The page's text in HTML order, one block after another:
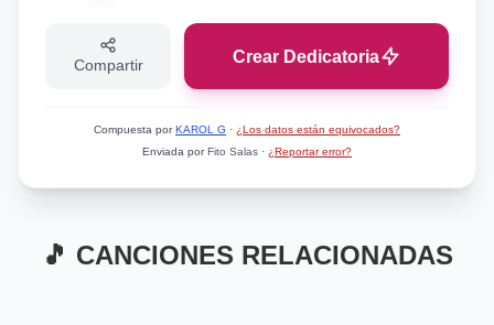
Compartir Crear Dedicatoria
Compuesta porKAROL G · ¿Los datos están equivocados?
Enviada porFito Salas · ¿Reportar error?
🎵 CANCIONES RELACIONADAS